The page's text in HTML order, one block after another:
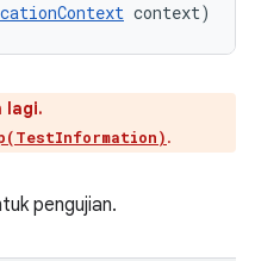
context)
lagi.
.
pengujian.